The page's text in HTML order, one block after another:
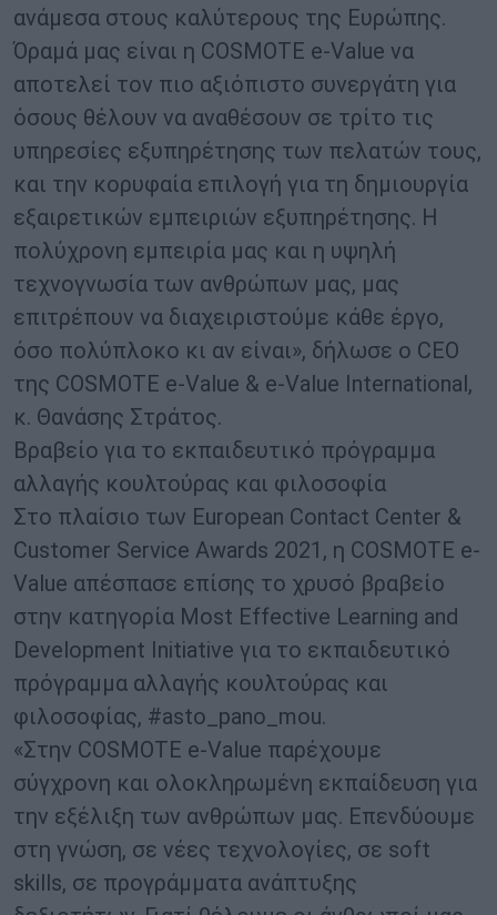
ανάμεσα στους καλύτερους της Ευρώπης.
Όραμά μας είναι η COSMOTE e-Value να
αποτελεί τον πιο αξιόπιστο συνεργάτη για
όσους θέλουν να αναθέσουν σε τρίτο τις
υπηρεσίες εξυπηρέτησης των πελατών τους,
και την κορυφαία επιλογή για τη δημιουργία
εξαιρετικών εμπειριών εξυπηρέτησης. Η
πολύχρονη εμπειρία μας και η υψηλή
τεχνογνωσία των ανθρώπων μας, μας
επιτρέπουν να διαχειριστούμε κάθε έργο,
όσο πολύπλοκο κι αν είναι», δήλωσε ο CEO
της COSMOTE e-Value & e-Value International,
κ. Θανάσης Στράτος.
Βραβείο για το εκπαιδευτικό πρόγραμμα
αλλαγής κουλτούρας και φιλοσοφία
Στο πλαίσιο των European Contact Center &
Customer Service Awards 2021, η COSMOTE e-
Value απέσπασε επίσης το χρυσό βραβείο
στην κατηγορία Most Effective Learning and
Development Initiative για το εκπαιδευτικό
πρόγραμμα αλλαγής κουλτούρας και
φιλοσοφίας, #asto_pano_mou.
«Στην COSMOTE e-Value παρέχουμε
σύγχρονη και ολοκληρωμένη εκπαίδευση για
την εξέλιξη των ανθρώπων μας. Επενδύουμε
στη γνώση, σε νέες τεχνολογίες, σε soft
skills, σε προγράμματα ανάπτυξης